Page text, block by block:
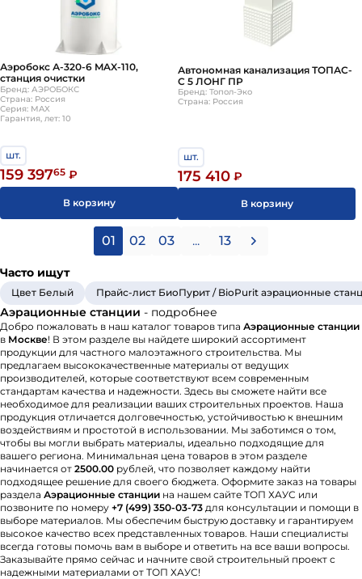
Аэробокс А-320-6 MAX-110,
станция очистки
Бренд: АЭРОБОКС
Страна: Россия
Серия: MAX
Гарантия, лет: 10
шт.
159 39765 ₽
В корзину
Автономная канализация ТОПАС-
С 5 ЛОНГ ПР
Бренд: Топол-Эко
Страна: Россия
шт.
175 410 ₽
В корзину
01 02 03 ... 13
Часто ищут
Цвет Белый Прайс-лист БиоПурит / BioPurit аэрационные
Аэрационные станции - подробнее
Добро пожаловать в наш каталог товаров типа Аэрационные станции
в Москве! В этом разделе вы найдете широкий ассортимент
продукции для частного малоэтажного строительства. Мы
предлагаем высококачественные материалы от ведущих
производителей, которые соответствуют всем современным
стандартам качества и надежности. Здесь вы сможете найти все
необходимое для реализации ваших строительных проектов. Наша
продукция отличается долговечностью, устойчивостью к внешним
воздействиям и простотой в использовании. Мы заботимся о том,
чтобы вы могли выбрать материалы, идеально подходящие для
вашего региона. Минимальная цена товаров в этом разделе
начинается от 2500.00 рублей, что позволяет каждому найти
подходящее решение для своего бюджета. Оформите заказ на товары
раздела Аэрационные станции на нашем сайте ТОП ХАУС или
позвоните по номеру +7 (499) 350-03-73 для консультации и помощи в
выборе материалов. Мы обеспечим быструю доставку и гарантируем
высокое качество всех представленных товаров. Наши специалисты
всегда готовы помочь вам в выборе и ответить на все ваши вопросы.
Заказывайте прямо сейчас и начните свой строительный проект с
надежными материалами от ТОП ХАУС!